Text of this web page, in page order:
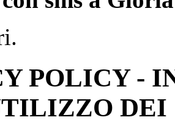
POLICY -
DEI